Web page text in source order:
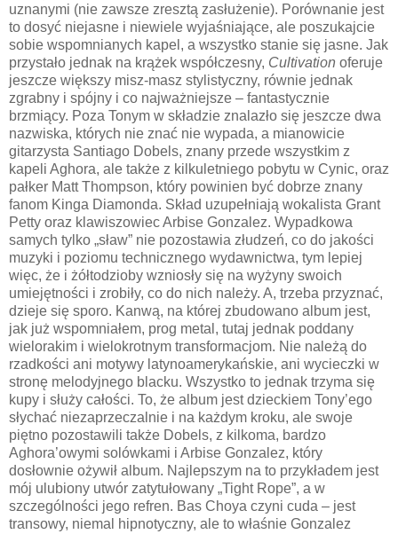
uznanymi (nie zawsze zresztą zasłużenie). Porównanie jest
to dosyć niejasne i niewiele wyjaśniające, ale poszukajcie
sobie wspomnianych kapel, a wszystko stanie się jasne. Jak
przystało jednak na krążek współczesny, Cultivation oferuje
jeszcze większy misz-masz stylistyczny, równie jednak
zgrabny i spójny i co najważniejsze – fantastycznie
brzmiący. Poza Tonym w składzie znalazło się jeszcze dwa
nazwiska, których nie znać nie wypada, a mianowicie
gitarzysta Santiago Dobels, znany przede wszystkim z
kapeli Aghora, ale także z kilkuletniego pobytu w Cynic, oraz
pałker Matt Thompson, który powinien być dobrze znany
fanom Kinga Diamonda. Skład uzupełniają wokalista Grant
Petty oraz klawiszowiec Arbise Gonzalez. Wypadkowa
samych tylko „sław” nie pozostawia złudzeń, co do jakości
muzyki i poziomu technicznego wydawnictwa, tym lepiej
więc, że i żółtodzioby wzniosły się na wyżyny swoich
umiejętności i zrobiły, co do nich należy. A, trzeba przyznać,
dzieje się sporo. Kanwą, na której zbudowano album jest,
jak już wspomniałem, prog metal, tutaj jednak poddany
wielorakim i wielokrotnym transformacjom. Nie należą do
rzadkości ani motywy latynoamerykańskie, ani wycieczki w
stronę melodyjnego blacku. Wszystko to jednak trzyma się
kupy i służy całości. To, że album jest dzieckiem Tony’ego
słychać niezaprzeczalnie i na każdym kroku, ale swoje
piętno pozostawili także Dobels, z kilkoma, bardzo
Aghora’owymi solówkami i Arbise Gonzalez, który
dosłownie ożywił album. Najlepszym na to przykładem jest
mój ulubiony utwór zatytułowany „Tight Rope”, a w
szczególności jego refren. Bas Choya czyni cuda – jest
transowy, niemal hipnotyczny, ale to właśnie Gonzalez